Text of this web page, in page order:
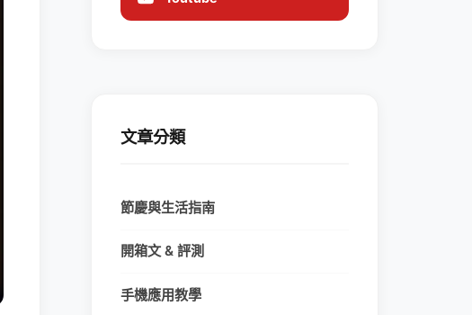
文章分類
節慶與生活指南
開箱文 & 評測
手機應用教學